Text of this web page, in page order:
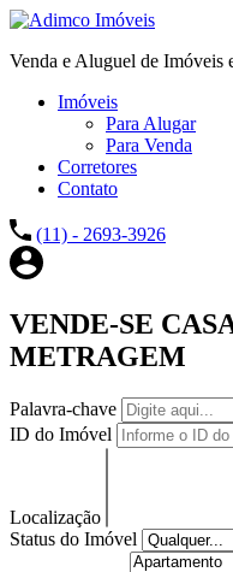
Venda e Aluguel de Imóveis
Imóveis
Para Alugar
Para Venda
Corretores
Contato
(11) - 2693-3926
VENDE-SE
METRAGEM
Palavra-chave
ID do Imóvel
Localização
Status do Imóvel